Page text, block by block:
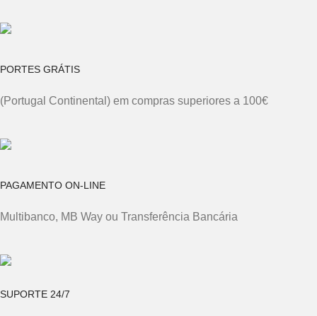
PORTES GRÁTIS
(Portugal Continental) em compras superiores a 100€
PAGAMENTO ON-LINE
Multibanco, MB Way ou Transferência Bancária
SUPORTE 24/7